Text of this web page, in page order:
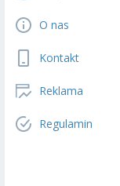
O nas
Kontakt
Reklama
Regulamin